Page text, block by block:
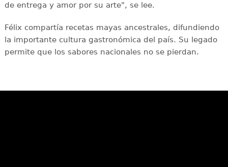
de entrega y amor por su arte", se lee.
Félix compartía recetas mayas ancestrales, difundiendo
la importante cultura gastronómica del país. Su legado
permite que los sabores nacionales no se pierdan.